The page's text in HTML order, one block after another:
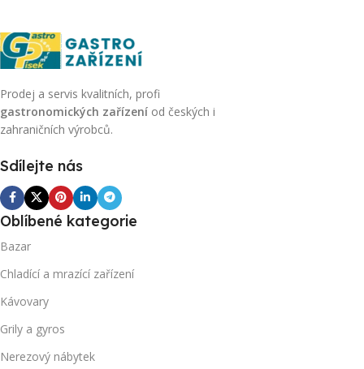
Prodej a servis kvalitních, profi
gastronomických zařízení od českých i
zahraničních výrobců.
Sdílejte nás
Oblíbené kategorie
Bazar
Chladící a mrazící zařízení
Kávovary
Grily a gyros
Nerezový nábytek